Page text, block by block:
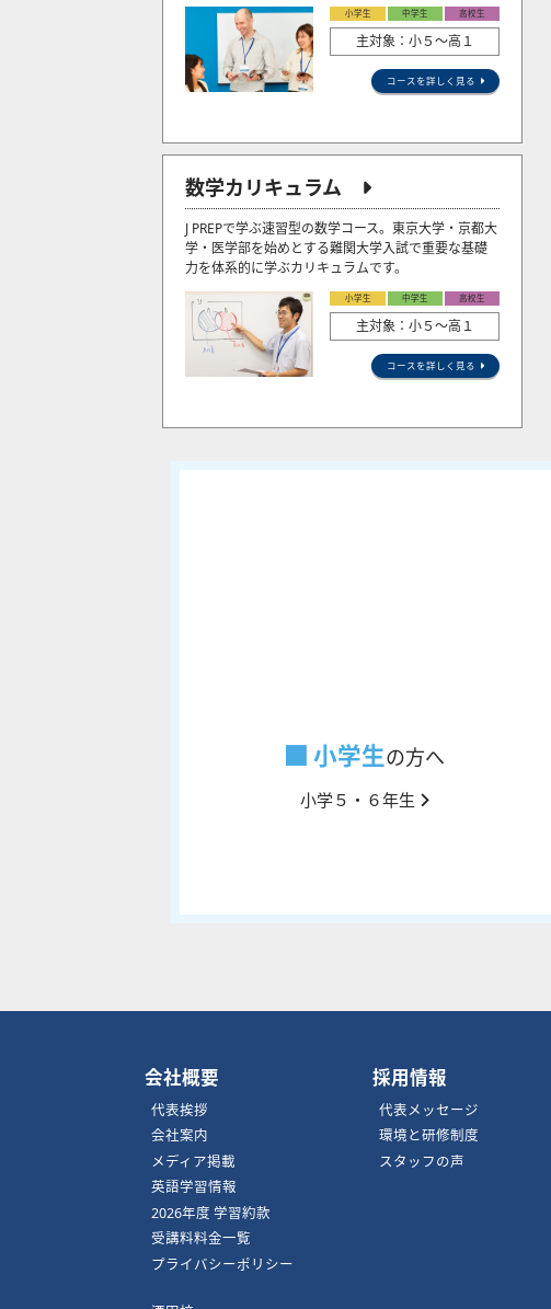
小学生 中学生 高校生
主対象：小５〜高１
コースを詳しく見る
数学カリキュラム
J PREPで学ぶ速習型の数学コース。東京大学・京都大
学・医学部を始めとする難関大学入試で重要な基礎
力を体系的に学ぶカリキュラムです。
小学生 中学生 高校生
主対象：小５〜高１
コースを詳しく見る
小学生の方へ
小学５・６年生
会社概要
代表挨拶
会社案内
メディア掲載
英語学習情報
2026年度 学習約款
受講料料金一覧
プライバシーポリシー
採用情報
代表メッセージ
環境と研修制度
スタッフの声